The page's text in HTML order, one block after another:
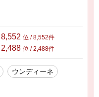
8,552 位 / 8,552件
2,488 位 / 2,488件
ウンディーネ